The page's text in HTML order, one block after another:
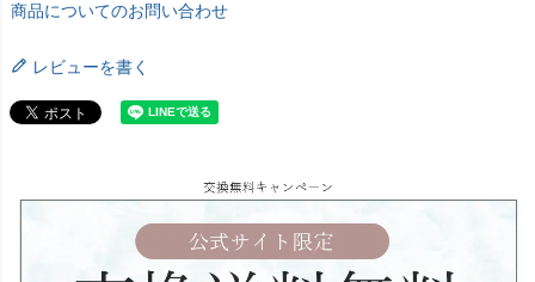
商品についてのお問い合わせ
レビューを書く